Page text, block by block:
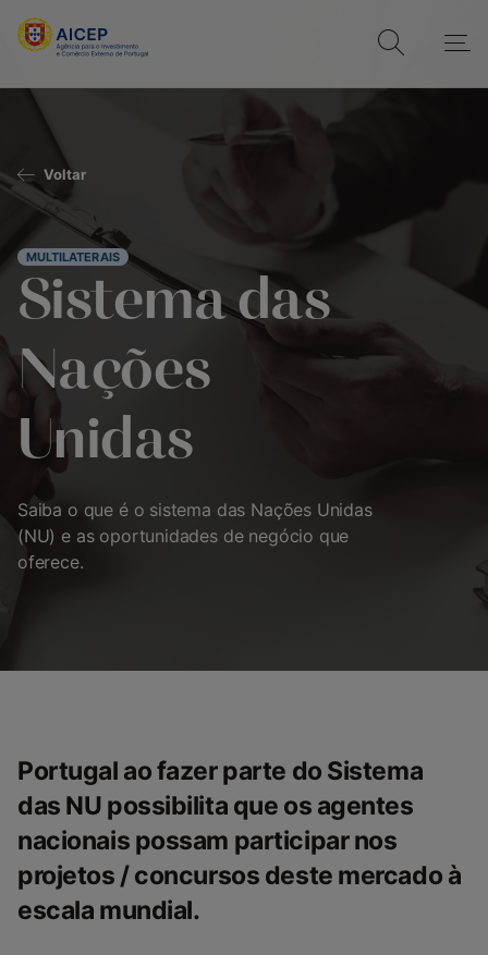
Voltar
MULTILATERAIS
Sistema das
Nações
Unidas
Saiba o que é o sistema das Nações Unidas
(NU) e as oportunidades de negócio que
oferece.
Portugal ao fazer parte do Sistema
das NU possibilita que os agentes
nacionais possam participar nos
projetos / concursos deste mercado à
escala mundial.